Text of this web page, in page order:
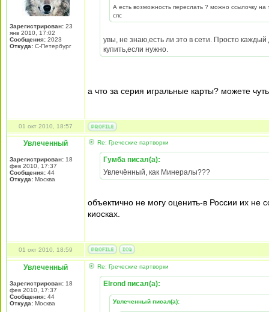
Зарегистрирован: 23
янв 2010, 17:02
Сообщения: 2023
Откуда: С-Петербург
А есть возможность переслать ? можно ссылочку
спс
увы, не знаю,есть ли это в сети. Просто
купить,если нужно.
а что за серия игральные карты? можете
01 окт 2010, 18:57
Увлеченный
Зарегистрирован: 18
фев 2010, 17:37
Сообщения: 44
Откуда: Москва
Re: Греческие партворки
Гумба писал(а):
Увлечённый, как Минералы???
объектично не могу оценить-в России их не
киосках.
01 окт 2010, 18:59
Увлеченный
Зарегистрирован: 18
фев 2010, 17:37
Сообщения: 44
Откуда: Москва
Re: Греческие партворки
Elrond писал(а):
Увлеченный писал(а):